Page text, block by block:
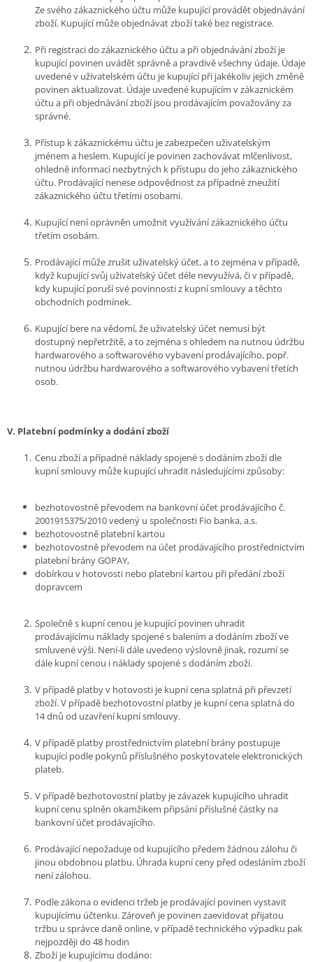
Ze svého zákaznického účtu může kupující provádět objednávání
zboží. Kupující může objednávat zboží také bez registrace.
Při registraci do zákaznického účtu a při objednávání zboží je
kupující povinen uvádět správně a pravdivě všechny údaje. Údaje
uvedené v uživatelském účtu je kupující při jakékoliv jejich změně
povinen aktualizovat. Údaje uvedené kupujícím v zákaznickém
účtu a při objednávání zboží jsou prodávajícím považovány za
správné.
Přístup k zákaznickému účtu je zabezpečen uživatelským
jménem a heslem. Kupující je povinen zachovávat mlčenlivost,
ohledně informací nezbytných k přístupu do jeho zákaznického
účtu. Prodávající nenese odpovědnost za případné zneužití
zákaznického účtu třetími osobami.
Kupující není oprávněn umožnit využívání zákaznického účtu
třetím osobám.
Prodávající může zrušit uživatelský účet, a to zejména v případě,
když kupující svůj uživatelský účet déle nevyužívá, či v případě,
kdy kupující poruší své povinnosti z kupní smlouvy a těchto
obchodních podmínek.
Kupující bere na vědomí, že uživatelský účet nemusí být
dostupný nepřetržitě, a to zejména s ohledem na nutnou údržbu
hardwarového a softwarového vybavení prodávajícího, popř.
nutnou údržbu hardwarového a softwarového vybavení třetích
osob.
V. Platební podmínky a dodání zboží
Cenu zboží a případné náklady spojené s dodáním zboží dle
kupní smlouvy může kupující uhradit následujícími způsoby:
bezhotovostně převodem na bankovní účet prodávajícího č.
2001915375/2010 vedený u společnosti Fio banka, a.s.
bezhotovostně platební kartou
bezhotovostně převodem na účet prodávajícího prostřednictvím
platební brány GOPAY,
dobírkou v hotovosti nebo platební kartou při předání zboží
dopravcem
Společně s kupní cenou je kupující povinen uhradit
prodávajícímu náklady spojené s balením a dodáním zboží ve
smluvené výši. Není-li dále uvedeno výslovně jinak, rozumí se
dále kupní cenou i náklady spojené s dodáním zboží.
V případě platby v hotovosti je kupní cena splatná při převzetí
zboží. V případě bezhotovostní platby je kupní cena splatná do
14 dnů od uzavření kupní smlouvy.
V případě platby prostřednictvím platební brány postupuje
kupující podle pokynů příslušného poskytovatele elektronických
plateb.
V případě bezhotovostní platby je závazek kupujícího uhradit
kupní cenu splněn okamžikem připsání příslušné částky na
bankovní účet prodávajícího.
Prodávající nepožaduje od kupujícího předem žádnou zálohu či
jinou obdobnou platbu. Úhrada kupní ceny před odesláním zboží
není zálohou.
Podle zákona o evidenci tržeb je prodávající povinen vystavit
kupujícímu účtenku. Zároveň je povinen zaevidovat přijatou
tržbu u správce daně online, v případě technického výpadku pak
nejpozději do 48 hodin
Zboží je kupujícímu dodáno: